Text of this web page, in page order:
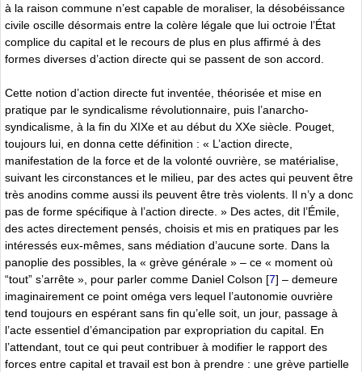
à la raison commune n’est capable de moraliser, la désobéissance
civile oscille désormais entre la colère légale que lui octroie l’État
complice du capital et le recours de plus en plus affirmé à des
formes diverses d’action directe qui se passent de son accord.
Cette notion d’action directe fut inventée, théorisée et mise en
pratique par le syndicalisme révolutionnaire, puis l’anarcho-
syndicalisme, à la fin du XIXe et au début du XXe siècle. Pouget,
toujours lui, en donna cette définition : « L’action directe,
manifestation de la force et de la volonté ouvrière, se matérialise,
suivant les circonstances et le milieu, par des actes qui peuvent être
très anodins comme aussi ils peuvent être très violents. Il n’y a donc
pas de forme spécifique à l’action directe. » Des actes, dit l’Émile,
des actes directement pensés, choisis et mis en pratiques par les
intéressés eux-mêmes, sans médiation d’aucune sorte. Dans la
panoplie des possibles, la « grève générale » – ce « moment où
“tout” s’arrête », pour parler comme Daniel Colson [7] – demeure
imaginairement ce point oméga vers lequel l’autonomie ouvrière
tend toujours en espérant sans fin qu’elle soit, un jour, passage à
l’acte essentiel d’émancipation par expropriation du capital. En
l’attendant, tout ce qui peut contribuer à modifier le rapport des
forces entre capital et travail est bon à prendre : une grève partielle